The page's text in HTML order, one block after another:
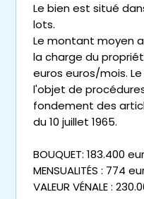
Le bien est situé
lots.
Le montant moyen
la charge du
euros euros/mois.
l'objet de
fondement des
du 10 juillet 1965.
BOUQUET: 183.400
MENSUALITÉS : 774
VALEUR VÉNALE :